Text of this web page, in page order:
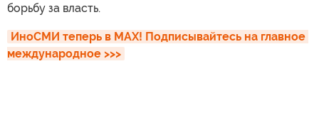
борьбу за власть.
ИноСМИ теперь в MAX! Подписывайтесь на главное
международное >>>